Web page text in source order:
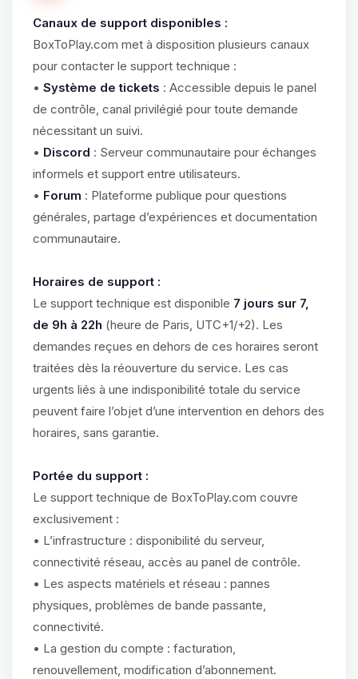
Canaux de support disponibles :
BoxToPlay.com met à disposition plusieurs canaux
pour contacter le support technique :
• Système de tickets : Accessible depuis le panel
de contrôle, canal privilégié pour toute demande
nécessitant un suivi.
• Discord : Serveur communautaire pour échanges
informels et support entre utilisateurs.
• Forum : Plateforme publique pour questions
générales, partage d’expériences et documentation
communautaire.
Horaires de support :
Le support technique est disponible 7 jours sur 7,
de 9h à 22h (heure de Paris, UTC+1/+2). Les
demandes reçues en dehors de ces horaires seront
traitées dès la réouverture du service. Les cas
urgents liés à une indisponibilité totale du service
peuvent faire l’objet d’une intervention en dehors des
horaires, sans garantie.
Portée du support :
Le support technique de BoxToPlay.com couvre
exclusivement :
• L’infrastructure : disponibilité du serveur,
connectivité réseau, accès au panel de contrôle.
• Les aspects matériels et réseau : pannes
physiques, problèmes de bande passante,
connectivité.
• La gestion du compte : facturation,
renouvellement, modification d’abonnement.